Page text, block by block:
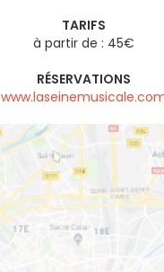
TARIFS
à partir de : 45€
RÉSERVATIONS